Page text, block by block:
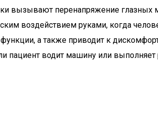
вызывают перенапряжение глазных
воздействием руками, когда
а также приводит к
пациент водит машину или